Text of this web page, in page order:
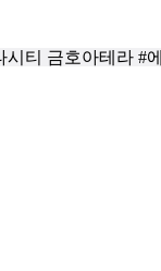
티 금호아테라